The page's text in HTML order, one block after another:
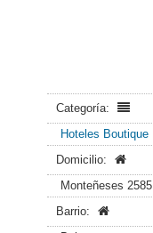
Categoría:
Hoteles Boutique
Domicilio:
Monteñeses 2585
Barrio: